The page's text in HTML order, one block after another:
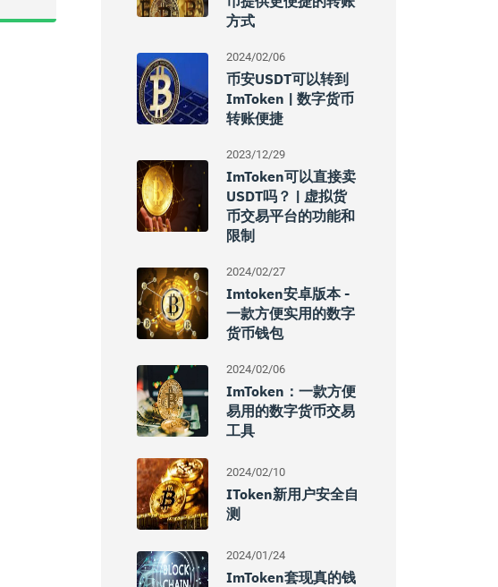
方式
2024/02/06
币安USDT可以转到
ImToken | 数字货币
转账便捷
2023/12/29
ImToken可以直接卖
USDT吗？ | 虚拟货
币交易平台的功能和
限制
2024/02/27
Imtoken安卓版本 -
一款方便实用的数字
货币钱包
2024/02/06
ImToken：一款方便
易用的数字货币交易
工具
2024/02/10
IToken新用户安全自
测
2024/01/24
ImToken套现真的钱